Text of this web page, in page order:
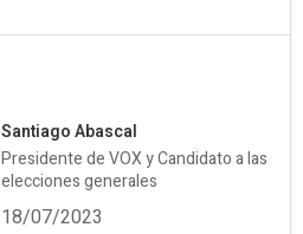
Santiago Abascal
Presidente de VOX y Candidato a las
elecciones generales
18/07/2023